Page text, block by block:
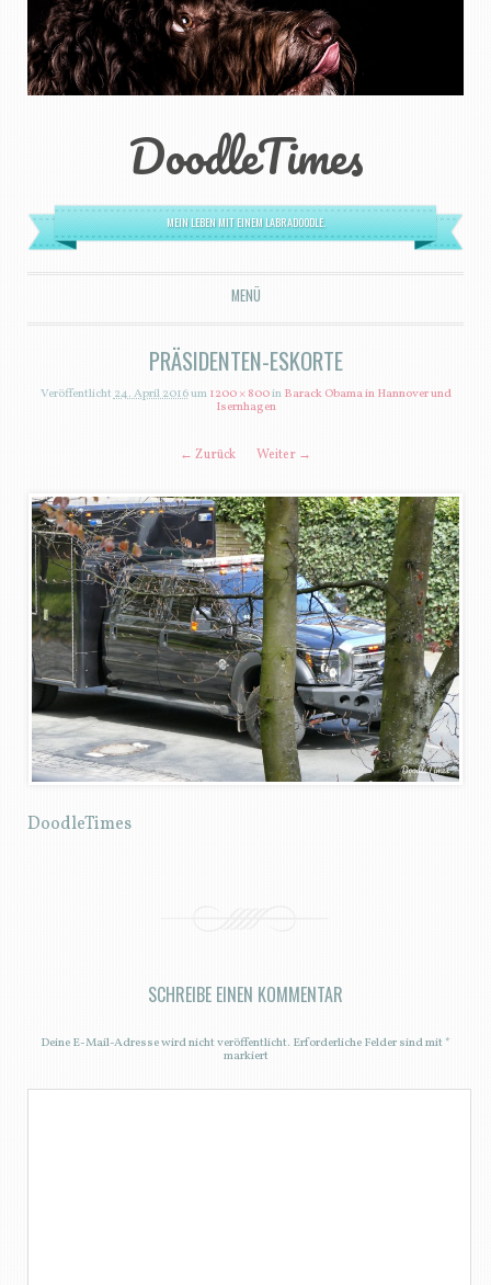
DoodleTimes
MEIN LEBEN MIT EINEM LABRADOODLE.
MENÜ
ZUM INHALT SPRINGEN
PRÄSIDENTEN-ESKORTE
Veröffentlicht24. April 2016um1200 × 800inBarack Obama in Hannover und
Isernhagen
← Zurück Weiter →
DoodleTimes
SCHREIBE EINEN KOMMENTAR
Deine E-Mail-Adresse wird nicht veröffentlicht. Erforderliche Felder sind mit*
markiert